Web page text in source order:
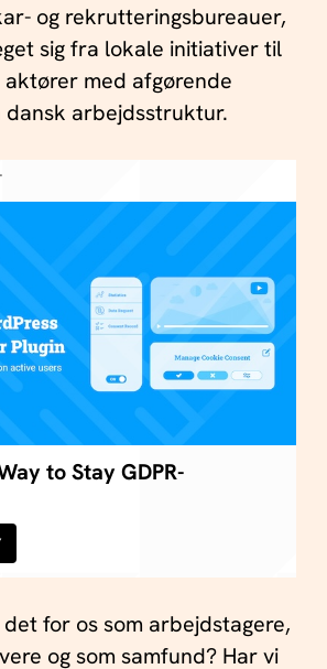
og rekrutteringsbureauer,
sig fra lokale initiativer til
med afgørende
arbejdsstruktur.
to Stay GDPR-
for os som arbejdstagere,
og som samfund? Har vi